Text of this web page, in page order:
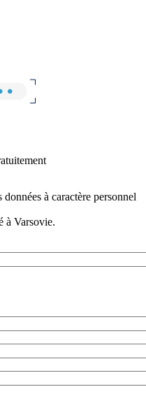
à caractère personnel
à Varsovie.